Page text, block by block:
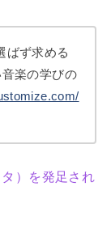
ばず求める
楽の学びの
）を発足され